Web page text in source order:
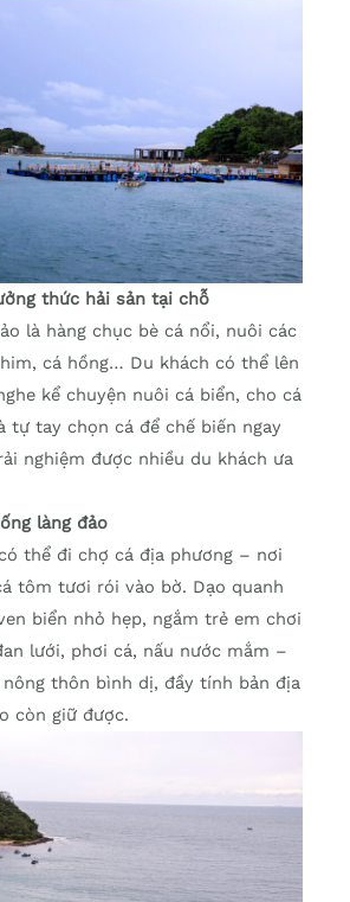
thức hải sản tại chỗ
là hàng chục bè cá nổi, nuôi các
cá hồng… Du khách có thể lên
kể chuyện nuôi cá biển, cho cá
tự tay chọn cá để chế biến ngay
nghiệm được nhiều du khách ưa
làng đảo
thể đi chợ cá địa phương – nơi
tôm tươi rói vào bờ. Dạo quanh
biển nhỏ hẹp, ngắm trẻ em chơi
lưới, phơi cá, nấu nước mắm –
thôn bình dị, đầy tính bản địa
còn giữ được.